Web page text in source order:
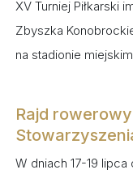
XV Turniej Piłkarski
Zbyszka
na stadionie
Rajd
W dniach 17-19